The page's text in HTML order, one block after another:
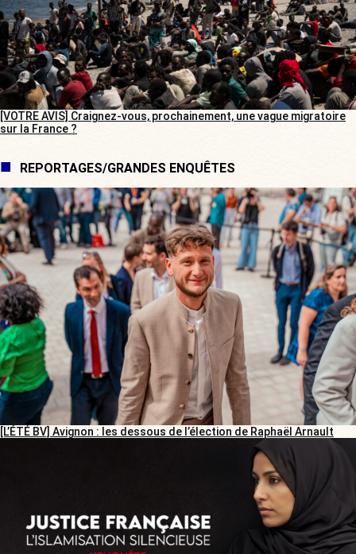
[VOTRE AVIS] Craignez-vous, prochainement, une vague migratoire
sur la France ?
REPORTAGES/GRANDES ENQUÊTES
[L’ÉTÉ BV] Avignon : les dessous de l’élection de Raphaël Arnault